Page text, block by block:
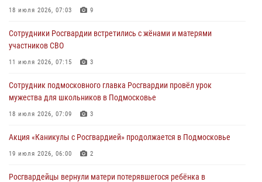
«семейным подрядом» в Подмосковье (видео)
03 августа 2026, 14:57
крупную сумму в Подмосковье
31 июля 2026, 14:00
действиях в Подмосковье (видео)
31 июля 2026, 09:30 1
18 июля 2026, 07:03 9
Сотрудники Росгвардии встретились с жёнами и матерями
участников СВО
11 июля 2026, 07:15 3
Сотрудник подмосковного главка Росгвардии провёл урок
мужества для школьников в Подмосковье
18 июля 2026, 07:09 3
Акция «Каникулы с Росгвардией» продолжается в Подмосковье
19 июля 2026, 06:00 2
Росгвардейцы вернули матери потерявшегося ребёнка в